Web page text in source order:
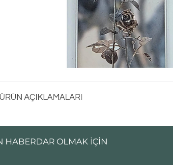
ÜRÜN AÇIKLAMALARI
HABERDAR OLMAK İÇİN